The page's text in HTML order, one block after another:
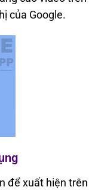
của Google.
để xuất hiện trên